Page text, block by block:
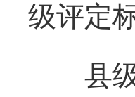
级评定
县级